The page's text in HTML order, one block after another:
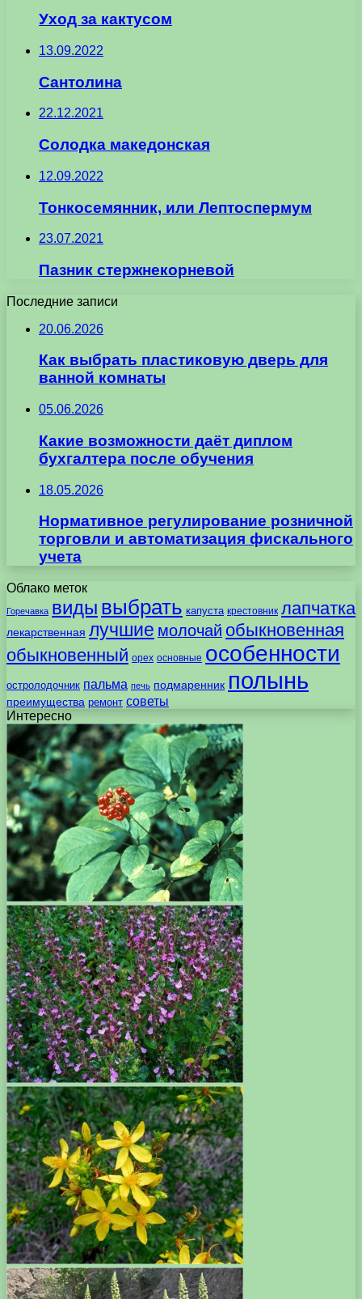
Уход за кактусом
13.09.2022
Сантолина
22.12.2021
Солодка македонская
12.09.2022
Тонкосемянник, или Лептоспермум
23.07.2021
Пазник стержнекорневой
Последние записи
20.06.2026
Как выбрать пластиковую дверь для
ванной комнаты
05.06.2026
Какие возможности даёт диплом
бухгалтера после обучения
18.05.2026
Нормативное регулирование розничной
торговли и автоматизация фискального
учета
Облако меток
Горечавка виды выбрать капуста крестовник лапчатка
лекарственная лучшие молочай обыкновенная
обыкновенный орех основные особенности
остролодочник пальма печь подмаренник полынь
преимущества ремонт советы
Интересно